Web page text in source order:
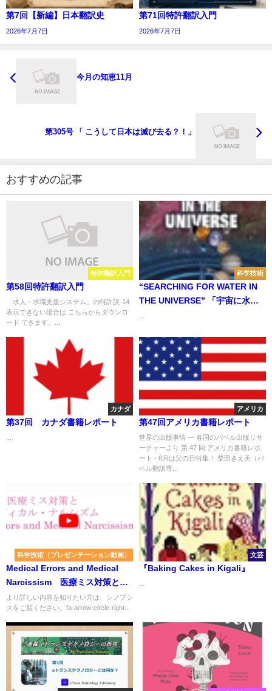
第7回【新編】日本翻訳史
2026年7月7日
第71回特許翻訳入門
2026年7月7日
今月の知恵11月
第305号 「 こうして日本は滅び去る？！」
おすすめの記事
特許翻訳入門
第58回特許翻訳入門
「求人・求職支援システム」の特許訳-14
表示できない場合は こちらからダウンロ
ード できます。...
科学技術
“SEARCHING FOR WATER IN
THE UNIVERSE” 「宇宙に水を
カナダ
第37回 カナダ書籍レポート
アメリカ
第47回アメリカ書籍レポート
世界の出版事情 ― 各国のバベル出版リサ
ーチャーより 第 47 回 アメリカ書籍レポ
ート - 6月は父の日特集！ 柴田きえ美（バ
ベル翻訳専...
科学技術（プレゼンテーション動画）
Medical Errors and Medical
Narcissism 医療ミス対策とメ
ディカル・ナルシズム
より詳しい内容を知りたい方は、シノプシ
スをご覧ください。fa-arrow-circle-right...
文芸
『Baking Cakes in Kigali』